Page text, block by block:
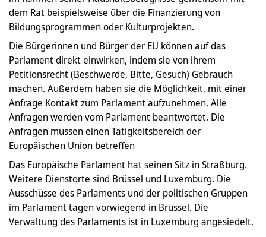
dem Rat beispielsweise über die Finanzierung von
Bildungsprogrammen oder Kulturprojekten.
Die Bürgerinnen und Bürger der EU können auf das
Parlament direkt einwirken, indem sie von ihrem
Petitionsrecht (Beschwerde, Bitte, Gesuch) Gebrauch
machen. Außerdem haben sie die Möglichkeit, mit einer
Anfrage Kontakt zum Parlament aufzunehmen. Alle
Anfragen werden vom Parlament beantwortet. Die
Anfragen müssen einen Tätigkeitsbereich der
Europäischen Union betreffen
Das Europäische Parlament hat seinen Sitz in Straßburg.
Weitere Dienstorte sind Brüssel und Luxemburg. Die
Ausschüsse des Parlaments und der politischen Gruppen
im Parlament tagen vorwiegend in Brüssel. Die
Verwaltung des Parlaments ist in Luxemburg angesiedelt.